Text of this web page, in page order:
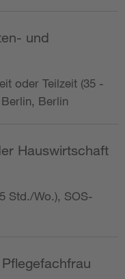
und
oder Teilzeit (35 -
Berlin
Hauswirtschaft
Std./Wo.), SOS-